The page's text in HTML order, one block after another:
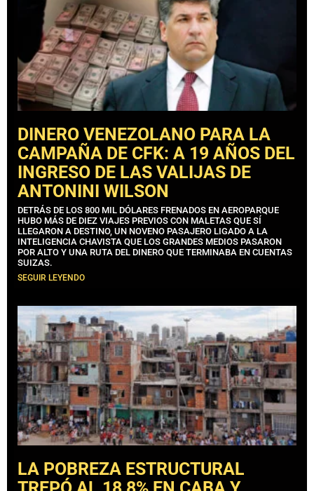
DINERO VENEZOLANO PARA LA
CAMPAÑA DE CFK: A 19 AÑOS DEL
INGRESO DE LAS VALIJAS DE
ANTONINI WILSON
DETRÁS DE LOS 800 MIL DÓLARES FRENADOS EN AEROPARQUE
HUBO MÁS DE DIEZ VIAJES PREVIOS CON MALETAS QUE SÍ
LLEGARON A DESTINO, UN NOVENO PASAJERO LIGADO A LA
INTELIGENCIA CHAVISTA QUE LOS GRANDES MEDIOS PASARON
POR ALTO Y UNA RUTA DEL DINERO QUE TERMINABA EN CUENTAS
SUIZAS.
SEGUIR LEYENDO
LA POBREZA ESTRUCTURAL